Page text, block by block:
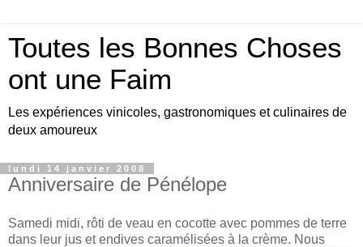
Toutes les Bonnes Choses
ont une Faim
Les expériences vinicoles, gastronomiques et culinaires de
deux amoureux
lundi 14 janvier 2008
Anniversaire de Pénélope
Samedi midi, rôti de veau en cocotte avec pommes de terre
dans leur jus et endives caramélisées à la crème. Nous